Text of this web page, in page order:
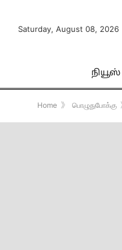
Saturday, August 08, 2026
நியூஸ்
Home 》 பொழுதுபோக்கு